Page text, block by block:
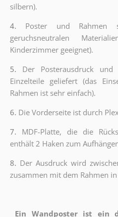
silbern).
4. Poster und Rahmen
geruchsneutralen
Kinderzimmer geeignet).
5. Der Posterausdruck
Einzelteile geliefert (das
Rahmen ist sehr einfach).
6. Die Vorderseite ist durch
7. MDF-Platte, die die
enthält 2 Haken zum
8. Der Ausdruck wird
zusammen mit dem Rahmen
Ein Wandposter ist ein